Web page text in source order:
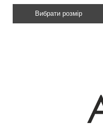
Вибрати розмір